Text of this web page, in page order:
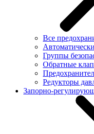
Все
Группы
Обратные
Редукторы
Запорно-